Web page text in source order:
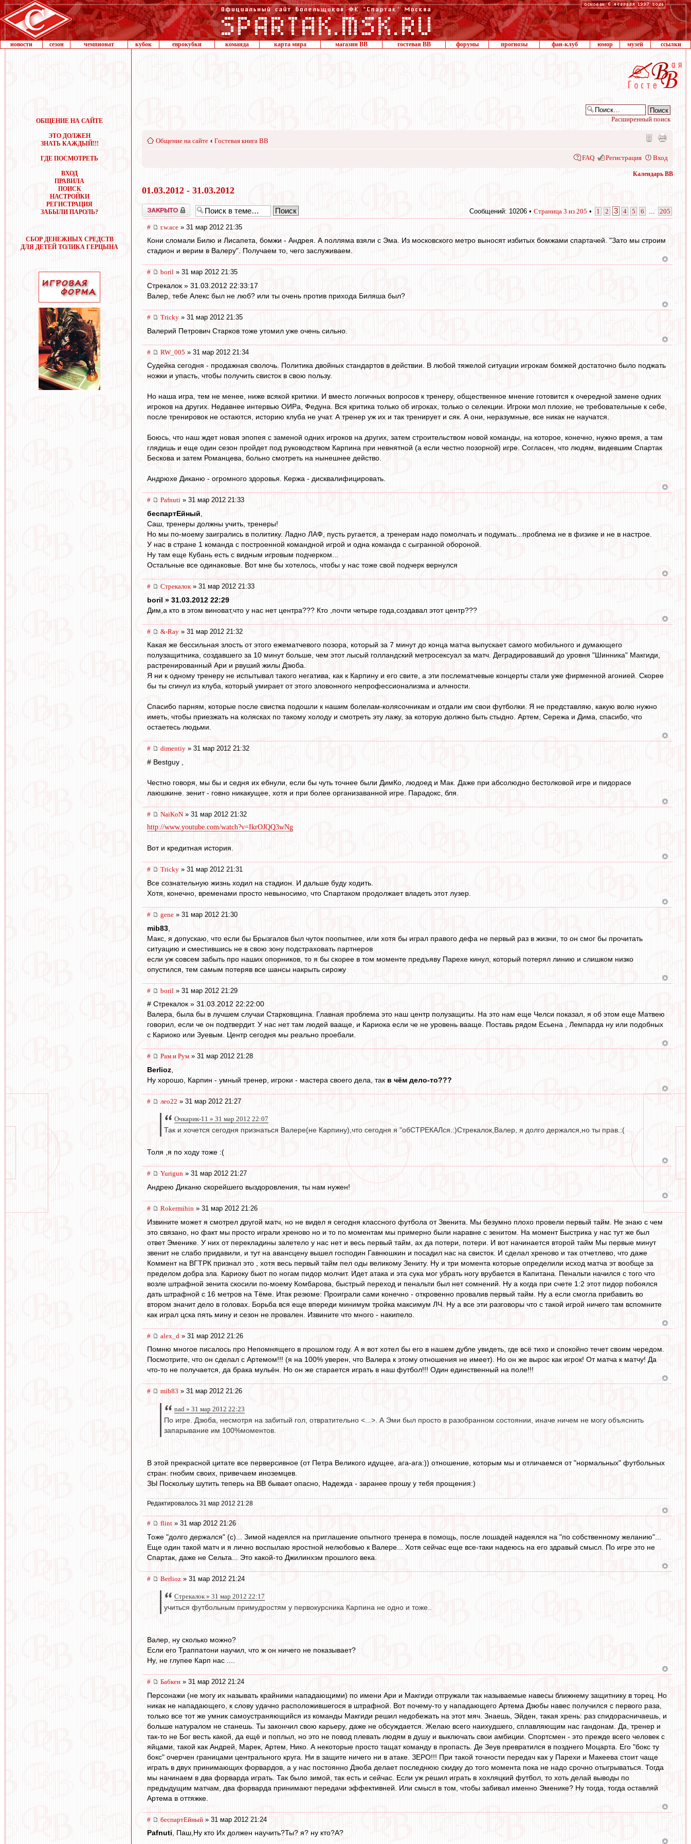
новости сезон чемпионат кубок еврокубки команда карта мира магазин ВВ гостевая ВВ форумы прогнозы фан-клуб юмор музей ссылки
ОБЩЕНИЕ НА САЙТЕ
ЭТО ДОЛЖЕН
ЗНАТЬ КАЖДЫЙ!!!
ГДЕ ПОСМОТРЕТЬ
ВХОД
ПРАВИЛА
ПОИСК
НАСТРОЙКИ
РЕГИСТРАЦИЯ
ЗАБЫЛИ ПАРОЛЬ?
СБОР ДЕНЕЖНЫХ СРЕДСТВ
ДЛЯ ДЕТЕЙ ТОЛИКА ГЕРЦЫНА
Расширенный поиск
Общение на сайте ‹ Гостевая книга ВВ
FAQ Регистрация Вход
Календарь ВВ
01.03.2012 - 31.03.2012
Закрыто Сообщений: 10206 • Страница 3 из 205 • 1 2 3 4 5 6 205
# r.w.ace » 31 мар 2012 21:35
Кони сломали Билю и Лисапета, бомжи - Андрея. А полляма взяли с Эма. Из московского метро выносят избитых бомжами спартачей. "Зато мы строим
стадион и верим в Валеру". Получаем то, чего заслуживаем.
# boril » 31 мар 2012 21:35
Стрекалок » 31.03.2012 22:33:17
Валер, тебе Алекс был не люб? или ты очень против прихода Биляша был?
# Tricky » 31 мар 2012 21:35
Валерий Петрович Старков тоже утомил уже очень сильно.
# RW_005 » 31 мар 2012 21:34
Судейка сегодня - продажная сволочь. Политика двойных стандартов в действии. В любой тяжелой ситуации игрокам бомжей достаточно было поджать
ножки и упасть, чтобы получить свисток в свою пользу.
Но наша игра, тем не менее, ниже всякой критики. И вместо логичных вопросов к тренеру, общественное мнение готовится к очередной замене одних
игроков на других. Недавнее интервью ОИРа, Федуна. Вся критика только об игроках, только о селекции. Игроки мол плохие, не требовательные к себе,
после тренировок не остаются, историю клуба не учат. А тренер уж их и так тренирует и сяк. А они, неразумные, все никак не научатся.
Боюсь, что наш ждет новая эпопея с заменой одних игроков на других, затем строительством новой команды, на которое, конечно, нужно время, а там
глядишь и еще один сезон пройдет под руководством Карпина при невнятной (а если честно позорной) игре. Согласен, что людям, видевшим Спартак
Бескова и затем Романцева, больно смотреть на нынешнее действо.
Андрюхе Диканю - огромного здоровья. Кержа - дисквалифицировать.
# Pafnuti » 31 мар 2012 21:33
беспартЕйный
Саш, тренеры должны учить, тренеры!
Но мы по-моему заигрались в политику. Ладно ЛАФ, пусть ругается, а тренерам надо помолчать и подумать...проблема не в физике и не в настрое.
У нас в стране 1 команда с построенной командной игрой и одна команда с сыгранной обороной.
Ну там еще Кубань есть с видным игровым подчерком...
Остальные все одинаковые. Вот мне бы хотелось, чтобы у нас тоже свой подчерк вернулся
# Стрекалок » 31 мар 2012 21:33
boril » 31.03.2012 22:29
Дим,а кто в этом виноват,что у нас нет центра??? Кто ,почти четыре года,создавал этот центр???
# &-Ray » 31 мар 2012 21:32
Какая же бессильная злость от этого ежематчевого позора, который за 7 минут до конца матча выпускает самого мобильного и думающего
полузащитника, создавшего за 10 минут больше, чем этот лысый голландский метросексуал за матч. Деградировавший до уровня "Шинника" Макгиди,
растренированный Ари и рвуший жилы Дзюба.
Я ни к одному тренеру не испытывал такого негатива, как к Карпину и его свите, а эти послематчевые концерты стали уже фирменной агонией. Скорее
бы ты сгинул из клуба, который умирает от этого зловонного непрофессионализма и алчности.
Спасибо парням, которые после свистка подошли к нашим болелам-колясочникам и отдали им свои футболки. Я не представляю, какую волю нужно
иметь, чтобы приезжать на колясках по такому холоду и смотреть эту лажу, за которую должно быть стыдно. Артем, Сережа и Дима, спасибо, что
остаетесь людьми.
# dimentiy » 31 мар 2012 21:32
# Bestguy ,
Честно говоря, мы бы и седня их ебнули, если бы чуть точнее были ДимКо, людоед и Мак. Даже при абсолюдно бестолковой игре и пидорасе
лаюшкине. зенит - говно никакущее, хотя и при более организаванной игре. Парадокс, бля.
# NaiKoN » 31 мар 2012 21:32
http://www.youtube.com/watch?v=IkrOJQQ3wNg
Вот и кредитная история.
# Tricky » 31 мар 2012 21:31
Все сознательную жизнь ходил на стадион. И дальше буду ходить.
Хотя, конечно, временами просто невыносимо, что Спартаком продолжает владеть этот лузер.
# gene » 31 мар 2012 21:30
mib83
Макс, я допускаю, что если бы Брызгалов был чуток поопытнее, или хотя бы играл правого дефа не первый раз в жизни, то он смог бы прочитать
ситуацию и сместившись не в свою зону подстраховать партнеров
если уж совсем забыть про наших опорников, то я бы скорее в том моменте предъяву Парехе кинул, который потерял линию и слишком низко
опустился, тем самым потеряв все шансы накрыть сирожу
# boril » 31 мар 2012 21:29
# Стрекалок » 31.03.2012 22:22:00
Валера, была бы в лучшем случаи Старковщина. Главная проблема это наш центр полузащиты. На это нам еще Челси показал, я об этом еще Матвею
говорил, если че он подтвердит. У нас нет там людей вааще, и Кариока если че не уровень вааще. Поставь рядом Есьена , Лемпарда ну или подобных
с Кариоко или Зуевым. Центр сегодня мы реально проебали.
# Рам и Рум » 31 мар 2012 21:28
Berlioz
Ну хорошо, Карпин - умный тренер, игроки - мастера своего дела, так в чём дело-то???
# лео22 » 31 мар 2012 21:27
Очкарик-11 » 31 мар 2012 22:07
Так и хочется сегодня признаться Валере(не Карпину),что сегодня я "обСТРЕКАЛся.:)Стрекалок,Валер, я долго держался,но ты прав.:(
Толя ,я по ходу тоже :(
# Yurigun » 31 мар 2012 21:27
Андрею Диканю скорейшего выздоровления, ты нам нужен!
# Rokermihin » 31 мар 2012 21:26
Извините может я смотрел другой матч, но не видел я сегодня классного футбола от Звенита. Мы безумно плохо провели первый тайм. Не знаю с чем
это связано, но факт мы просто играли хреново но и то по моментам мы примерно были наравне с зенитом. На момент Быстрика у нас тут же был
ответ Эменике. У них от перекладины залетело у нас нет и весь первый тайм, ах да потери, потери. И вот начинается второй тайм Мы первые минут
звенит не слабо придавили, и тут на авансцену вышел господин Гавнюшкин и посадил нас на свисток. И сделал хреново и так отчетлево, что даже
Коммент на ВГТРК признал это , хотя весь первый тайм пел оды великому Зениту. Ну и три момента которые определили исход матча эт вообще за
пределом добра зла. Кариоку бьют по ногам пидор молчит. Идет атака и эта сука мог убрать ногу врубается в Капитана. Пенальти начился с того что
возле штрафной зенита скосили по-моему Комбарова, быстрый переход и пенальти был нет сомнений. Ну а когда при счете 1:2 этот пидор побоялся
дать штрафной с 16 метров на Тёме. Итак резюме: Проиграли сами конечно - откровенно провалив первый тайм. Ну а если смогла прибавить во
втором значит дело в головах. Борьба вся еще впереди минимум тройка максимум ЛЧ. Ну а все эти разговоры что с такой игрой ничего там вспомните
как играл цска пять мину и сезон не провален. Извините что много - накипело.
# alex_d » 31 мар 2012 21:26
Помню многое писалось про Непомнящего в прошлом году. А я вот хотел бы его в нашем дубле увидеть, где всё тихо и спокойно течет своим чередом.
Посмотрите, что он сделал с Артемом!!! (я на 100% уверен, что Валера к этому отношения не имеет). Но он же вырос как игрок! От матча к матчу! Да
что-то не получается, да брака мульён. Но он же старается играть в наш футбол!!! Один единственный на поле!!!
# mib83 » 31 мар 2012 21:26
nad » 31 мар 2012 22:23
По игре. Дзюба, несмотря на забитый гол, отвратительно <...>. А Эми был просто в разобранном состоянии, иначе ничем не могу объяснить
запарывание им 100%моментов.
В этой прекрасной цитате все перверсивное (от Петра Великого идущее, ага-ага:)) отношение, которым мы и отличаемся от "нормальных" футбольных
стран: гнобим своих, привечаем иноземцев.
ЗЫ Поскольку шутить теперь на ВВ бывает опасно, Надежда - заранее прошу у тебя прощения:)
Редактировалось 31 мар 2012 21:28
# flint » 31 мар 2012 21:26
Тоже "долго держался" (с)... Зимой надеялся на приглашение опытного тренера в помощь, после лошадей надеялся на "по собственному желанию"...
Еще один такой матч и я лично воспылаю яростной нелюбовью к Валере... Хотя сейчас еще все-таки надеюсь на его здравый смысл. По игре это не
Спартак, даже не Сельта... Это какой-то Джилинхэм прошлого века.
# Berlioz » 31 мар 2012 21:24
Стрекалок » 31 мар 2012 22:17
учиться футбольным примудростям у первокурсника Карпина не одно и тоже..
Валер, ну сколько можно?
Если его Траппатони научил, что ж он ничего не показывает?
Ну, не глупее Карп нас ....
# Бабкен » 31 мар 2012 21:24
Персонажи (не могу их называть крайними нападающими) по имени Ари и Макгиди отгружали так называемые навесы ближнему защитнику в торец. Но
никак не нападающего, к слову удачно расположившегося в штрафной. Вот почему-то у нападающего Артема Дзюбы навес получился с первого раза,
только все тот же умник самоустраняющийся из команды Макгиди решил недобежать на этот мяч. Знаешь, Эйден, такая хрень: раз спидорасничаешь, и
больше натуралом не станешь. Ты закончил свою карьеру, даже не обсуждается. Желаю всего наихудшего, сплавляющим нас гандонам. Да, тренер и
так-то не Бог весть какой, да ещё и поплыл, но это не повод плевать людям в душу и выключать свои амбиции. Спортсмен - это прежде всего человек с
яйцами, такой как Андрей, Марек, Артем, Нико. А некоторые просто тащат команду в пропасть. Де Зеув превратился в позднего Моцарта. Его "бокс ту
бокс" очерчен границами центрального круга. Ни в защите ничего ни в атаке. ЗЕРО!!! При такой точности передач как у Парехи и Макеева стоит чаще
играть в двух принимающих форвардов, а у нас постоянно Дзюба делает последнюю скидку до того момента пока не надо срочно отыгрываться. Тогда
мы начинаем в два форварда играть. Так было зимой, так есть и сейчас. Если уж решил играть в хохляцкий футбол, то хоть делай выводы по
предыдущим матчам, два форварда принимают передачи эффективней. Или смысл в том, чтобы забивал именно Эменике? Ну тогда, тогда оставляй
Артема в оттяжке.
# беспартЕйный » 31 мар 2012 21:24
Pafnuti, Паш,Ну кто Их должен научить?Ты? я? ну кто?А?